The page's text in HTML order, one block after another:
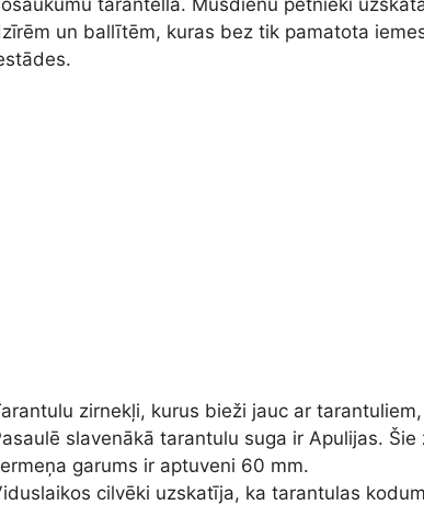
un ballītēm, kuras bez tik pamatota
zirnekļi, kurus bieži jauc ar
slavenākā tarantulu suga ir Apulijas.
garums ir aptuveni 60 mm.
cilvēki uzskatīja, ka tarantulas